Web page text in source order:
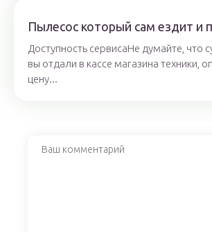
Пылесос который сам ездит и
Доступность сервисаНе думайте, что
вы отдали в кассе магазина техники,
цену...